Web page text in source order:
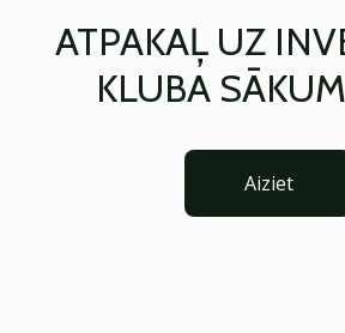
ATPAKAĻ UZ
KLUBA
Aiziet